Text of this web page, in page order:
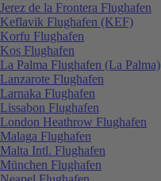
Jerez de la Frontera Flughafen
Keflavik Flughafen (KEF)
Korfu Flughafen
Kos Flughafen
La Palma Flughafen (La Palma)
Lanzarote Flughafen
Larnaka Flughafen
Lissabon Flughafen
London Heathrow Flughafen
Malaga Flughafen
Malta Intl. Flughafen
München Flughafen